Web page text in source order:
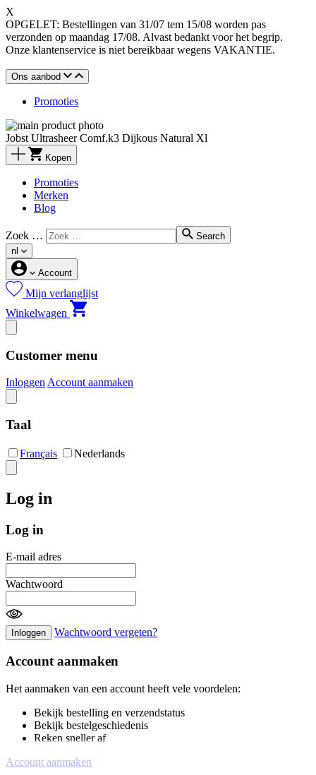
X
OPGELET: Bestellingen van 31/07 tem 15/08 worden pas
verzonden op maandag 17/08. Alvast bedankt voor het begrip.
Onze klantenservice is niet bereikbaar wegens VAKANTIE.
Ons aanbod
Promoties
Jobst Ultrasheer Comf.k3 Dijkous Natural Xl
Kopen
Promoties
Merken
Blog
Zoek …
Search
nl
Account
Mijn verlanglijst
Winkelwagen
Customer menu
InloggenAccount aanmaken
Taal
Français Nederlands
Log in
Log in
E-mail adres
Wachtwoord
Inloggen Wachtwoord vergeten?
Account aanmaken
Het aanmaken van een account heeft vele voordelen:
Bekijk bestelling en verzendstatus
Bekijk bestelgeschiedenis
Reken sneller af
Account aanmaken